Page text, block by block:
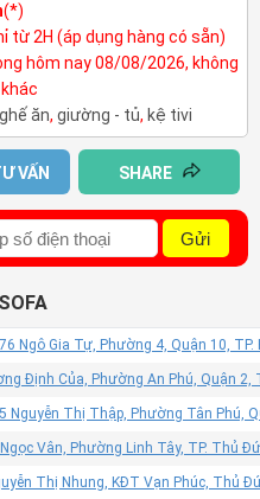
(*)
từ 2H (áp dụng hàng có sẵn)
hôm nay 08/08/2026, không
ăn, giường - tủ, kệ tivi
VẤN SHARE
Gửi
Ngô Gia Tự, Phường 4, Quận 10, TP.
Định Của, Phường An Phú, Quận 2,
Nguyễn Thị Thập, Phường Tân Phú,
Vân, Phường Linh Tây, TP. Thủ
Thị Nhung, KĐT Vạn Phúc, Thủ